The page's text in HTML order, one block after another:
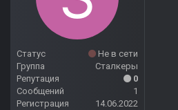
Статус
Не в сети
Группа
Сталкеры
Репутация
0
Сообщений
1
Регистрация
14.06.2022